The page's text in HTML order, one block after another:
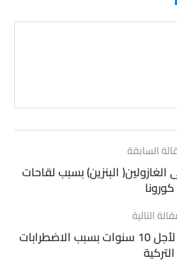
السابقة
البنزين) بسبب لقاحات
كورونا
التالية
تراجع عوائد سندات الخزانة لأجل 10 سنوات بسبب الاضطرابات
التركية